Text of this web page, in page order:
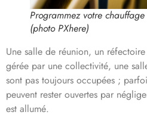
Programmez votre
(photo PXhere)
Une salle de réunion, un
gérée par une collectivité, une
sont pas toujours occupées ;
peuvent rester ouvertes par
est allumé.